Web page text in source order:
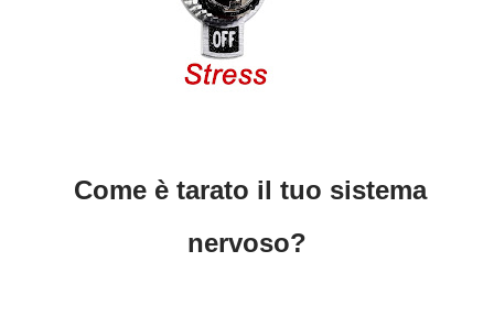
Come è tarato il tuo sistema
nervoso?